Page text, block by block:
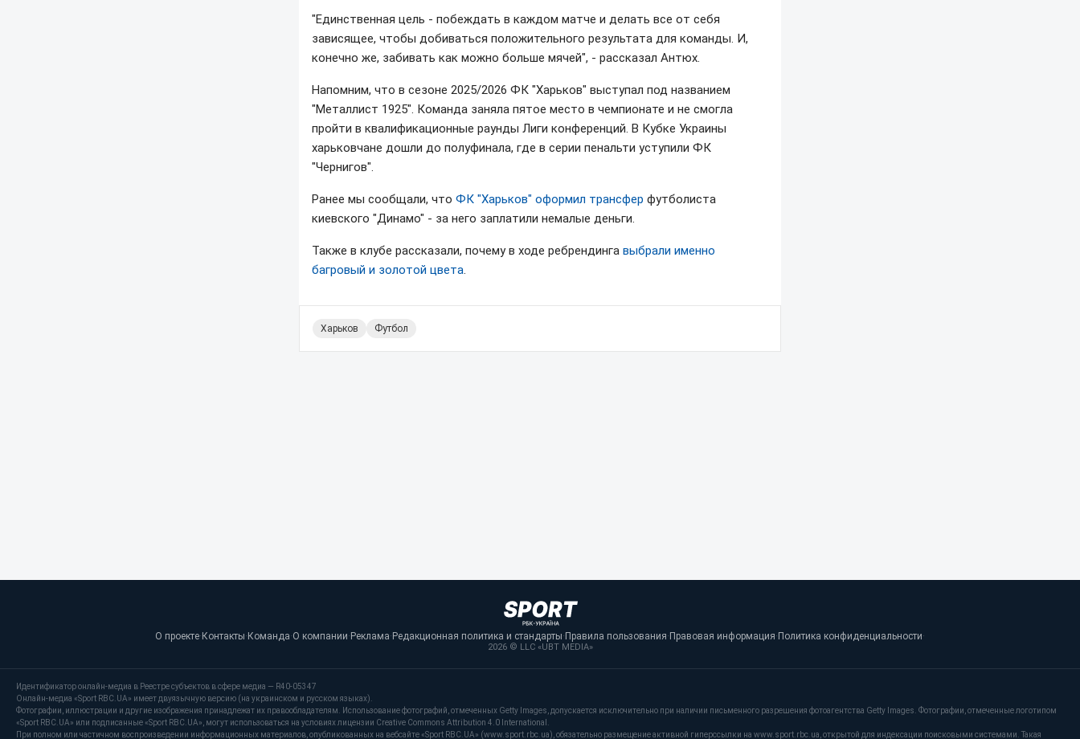
"Единственная цель - побеждать в каждом матче и делать все от себя
зависящее, чтобы добиваться положительного результата для команды. И,
конечно же, забивать как можно больше мячей", - рассказал Антюх.
Напомним, что в сезоне 2025/2026 ФК "Харьков" выступал под названием
"Металлист 1925". Команда заняла пятое место в чемпионате и не смогла
пройти в квалификационные раунды Лиги конференций. В Кубке Украины
харьковчане дошли до полуфинала, где в серии пенальти уступили ФК
"Чернигов".
Ранее мы сообщали, что ФК "Харьков" оформил трансфер футболиста
киевского "Динамо" - за него заплатили немалые деньги.
Также в клубе рассказали, почему в ходе ребрендинга выбрали именно
багровый и золотой цвета.
Харьков Футбол
О проекте· Контакты· Команда·О компании· Реклама· Редакционная политика и стандарты· Правила пользования· Правовая информация· Политика конфиденциальности·
2026 © LLC «UBT MEDIA»
Идентификатор онлайн-медиа в Реестре субъектов в сфере медиа — R40-05347
Онлайн-медиа «Sport RBC.UA» имеет двуязычную версию (на украинском и русском языках).
Фотографии, иллюстрации и другие изображения принадлежат их правообладателям. Использование фотографий, отмеченных Getty Images, допускается исключительно при наличии письменного разрешения фотоагентства Getty Images. Фотографии, отмеченные логотипом
«Sport RBC.UA» или подписанные «Sport RBC.UA», могут использоваться на условиях лицензии Creative Commons Attribution 4.0 International.
При полном или частичном воспроизведении информационных материалов, опубликованных на вебсайте «Sport RBC.UA» (www.sport.rbc.ua), обязательно размещение активной гиперссылки на www.sport.rbc.ua, открытой для индексации поисковыми системами. Такая